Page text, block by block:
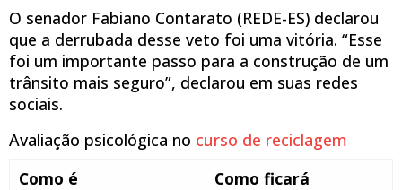
O senador Fabiano Contarato (REDE-ES) declarou
que a derrubada desse veto foi uma vitória. “Esse
foi um importante passo para a construção de um
trânsito mais seguro”, declarou em suas redes
sociais.
Avaliação psicológica no curso de reciclagem
Como é
Como ficará